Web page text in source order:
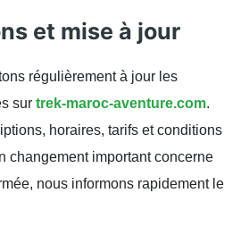
et mise à jour
régulièrement à jour les
sur trek-maroc-aventure.com.
horaires, tarifs et conditions
changement important concerne
nous informons rapidement le